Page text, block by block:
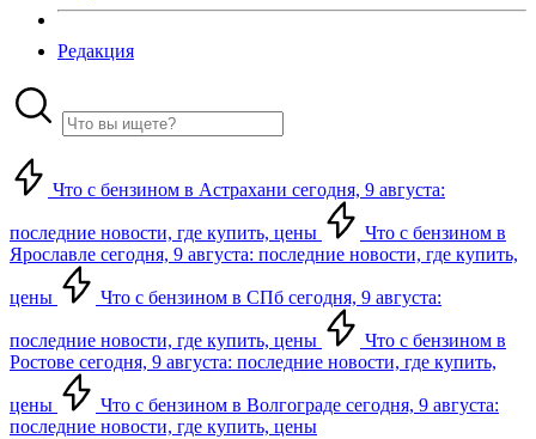
Редакция
Что с бензином в Астрахани сегодня, 9 августа:
последние новости, где купить, цены
Что с бензином в
Ярославле сегодня, 9 августа: последние новости, где купить,
цены Что с бензином в СПб сегодня, 9 августа:
последние новости, где купить, цены
Что с бензином в
Ростове сегодня, 9 августа: последние новости, где купить,
цены
Что с бензином в Волгограде сегодня, 9 августа:
последние новости, где купить, цены